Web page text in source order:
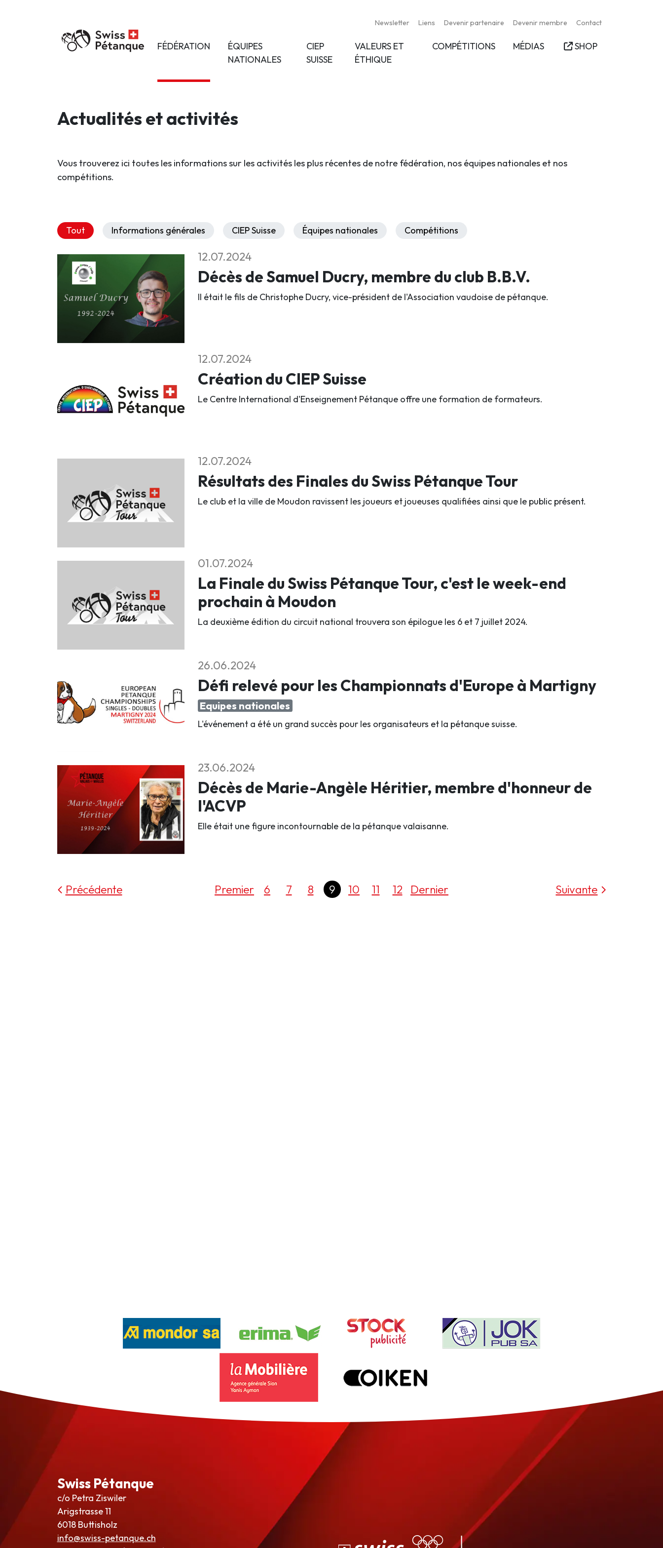
Newsletter Liens Devenir partenaire Devenir membre Contact
FÉDÉRATION
ÉQUIPES
NATIONALES
CIEP
SUISSE
VALEURS ET
ÉTHIQUE
COMPÉTITIONS MÉDIAS SHOP
Actualités et activités
Vous trouverez ici toutes les informations sur les activités les plus récentes de notre fédération, nos équipes nationales et nos
compétitions.
Tout Informations générales CIEP Suisse Équipes nationales Compétitions
12.07.2024
Décès de Samuel Ducry, membre du club B.B.V.
Il était le fils de Christophe Ducry, vice-président de l'Association vaudoise de pétanque.
12.07.2024
Création du CIEP Suisse
Le Centre International d'Enseignement Pétanque offre une formation de formateurs.
12.07.2024
Résultats des Finales du Swiss Pétanque Tour
Le club et la ville de Moudon ravissent les joueurs et joueuses qualifiées ainsi que le public présent.
01.07.2024
La Finale du Swiss Pétanque Tour, c'est le week-end
prochain à Moudon
La deuxième édition du circuit national trouvera son épilogue les 6 et 7 juillet 2024.
26.06.2024
Défi relevé pour les Championnats d'Europe à Martigny
Equipes nationales
L'événement a été un grand succès pour les organisateurs et la pétanque suisse.
23.06.2024
Décès de Marie-Angèle Héritier, membre d'honneur de
l'ACVP
Elle était une figure incontournable de la pétanque valaisanne.
Précédente Premier 6 7 8 9 10 11 12 Dernier Suivante
Swiss Pétanque
c/o Petra Ziswiler
Arigstrasse 11
6018 Buttisholz
info@swiss-petanque.ch